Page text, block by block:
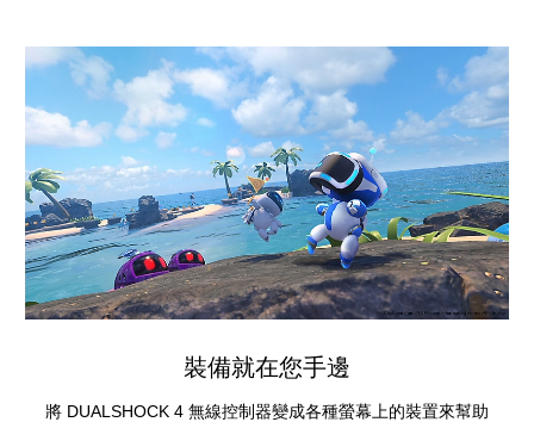
裝備就在您手邊
將 DUALSHOCK 4 無線控制器變成各種螢幕上的裝置來幫助